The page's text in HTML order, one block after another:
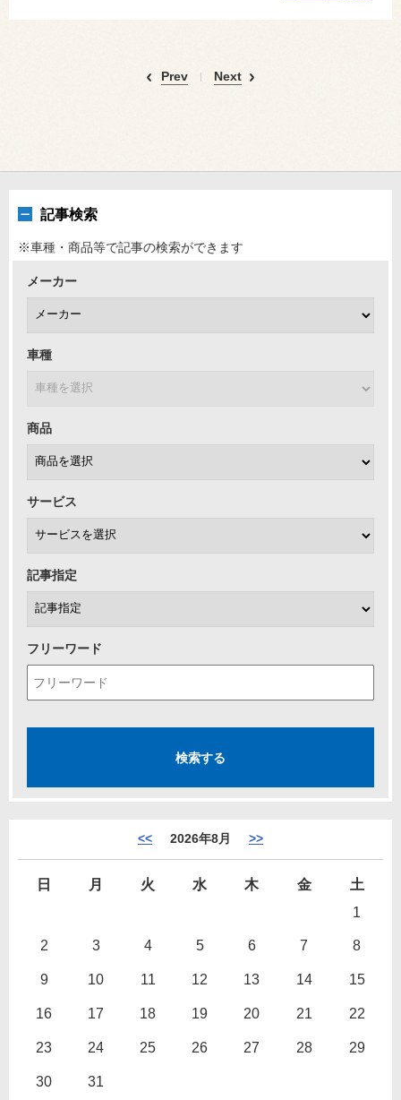
Prev Next
記事検索
※車種・商品等で記事の検索ができます
メーカー
車種
商品
サービス
記事指定
フリーワード
<< 2026年8月 >>
日 月 火 水 木 金
土
1
2 3 4 5 6 7 8
9 10 11 12 13 14 15
16 17 18 19 20 21 22
23 24 25 26 27 28 29
30 31